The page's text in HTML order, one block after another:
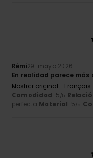
Rémi29. mayo 2026
En realidad parece más
Mostrar original - Français
Comodidad: 5/5
perfecta Material: 5/5